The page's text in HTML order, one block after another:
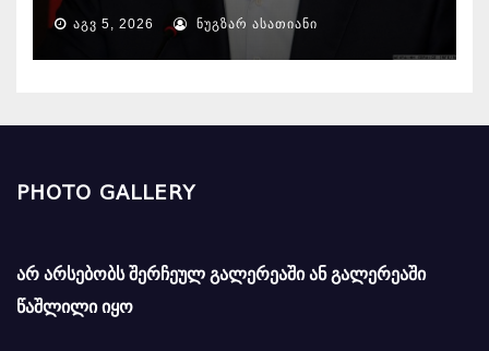
ᲐᲒᲕ 5, 2026 ᲜᲣᲒᲖᲐᲠ ᲐᲡᲐᲗᲘᲐᲜᲘ
PHOTO GALLERY
არ არსებობს შერჩეულ გალერეაში ან გალერეაში
წაშლილი იყო